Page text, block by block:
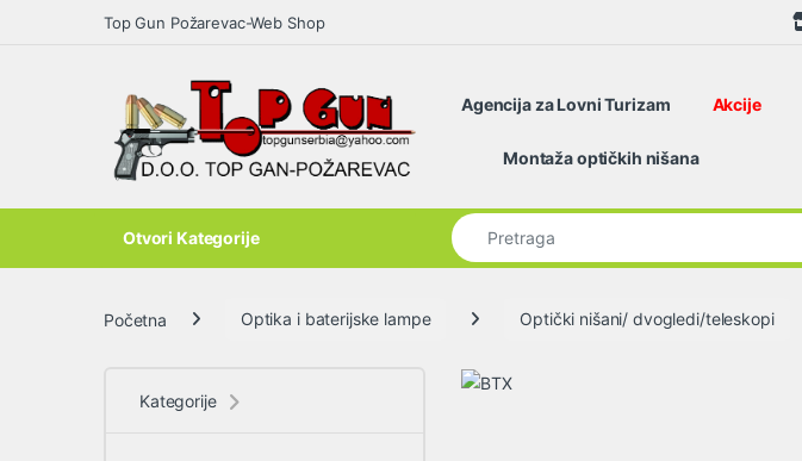
Skip to navigation
Skip to contentTop Gun Požarevac-Web Shop
Agencija za Lovni Turizam Akcije
Montaža optičkih nišana
Otvori Kategorije
Search for:
Početna Optika i baterijske lampe Optički nišani/ dvogledi/teleskopi
Kategorije